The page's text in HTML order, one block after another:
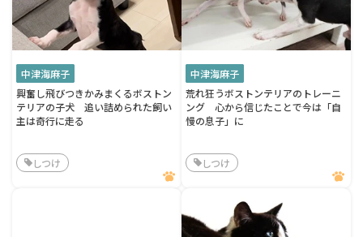
中津海麻子
興奮し飛びつきかみまくるボストン
テリアの子犬 追い詰められた飼い
主は奇行に走る
しつけ
中津海麻子
荒れ狂うボストンテリアのトレーニ
ング 心から信じたことで今は「自
慢の息子」に
しつけ